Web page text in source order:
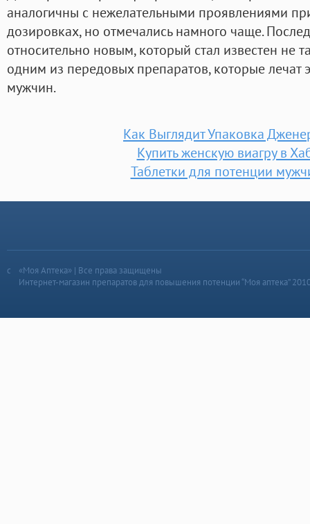
аналогичны с нежелательными проявлениями
дозировках, но отмечались намного чаще.
относительно новым, который стал известен не
одним из передовых препаратов, которые лечат
мужчин.
Как Выглядит Упаковка
Купить женскую виагру в
Таблетки для потенции
«Моя Аптека» | Все права защищены
Интернет-магазин препаратов для повышения потенции “Моя аптека”